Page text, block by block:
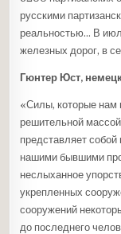
русскими
реальностью… В
железных дорог, в
Гюнтер Юст,
«Силы, которые нам
решительной
представляет
нашими бывшими
неслыханное
укрепленных
сооружений
до последнего